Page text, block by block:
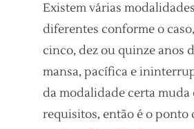
Existem várias
diferentes conforme o
cinco, dez ou quinze anos
mansa, pacífica e
da modalidade certa muda
requisitos, então é o ponto